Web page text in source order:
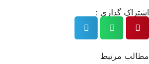
اشتراک گذاری :
مطالب مرتبط